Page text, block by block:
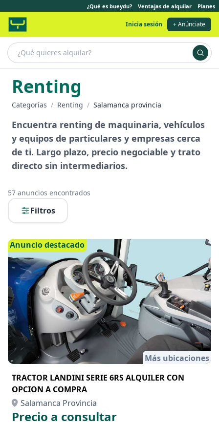
¿Qué es bueydu? Ventajas de alquilar Planes
Inicia sesión + Anúnciate
Renting
Categorías / Renting / Salamanca provincia
Encuentra renting de maquinaria, vehículos
y equipos de particulares y empresas cerca
de ti. Largo plazo, precio negociable y trato
directo sin intermediarios.
57 anuncios encontrados
Filtros
Anuncio destacado
Más ubicaciones
TRACTOR LANDINI SERIE 6RS ALQUILER CON
OPCION A COMPRA
Salamanca Provincia
Precio a consultar